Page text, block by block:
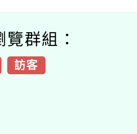
群組：
訪客